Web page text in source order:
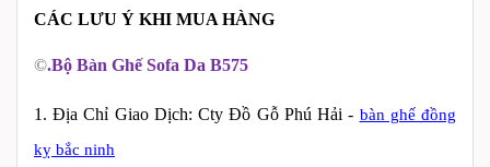
CÁC LƯU Ý KHI MUA HÀNG
©.Bộ Bàn Ghế Sofa Da B575
1. Địa Chỉ Giao Dịch:Cty Đồ Gỗ Phú Hải - bàn ghế đồng
kỵ bắc ninh